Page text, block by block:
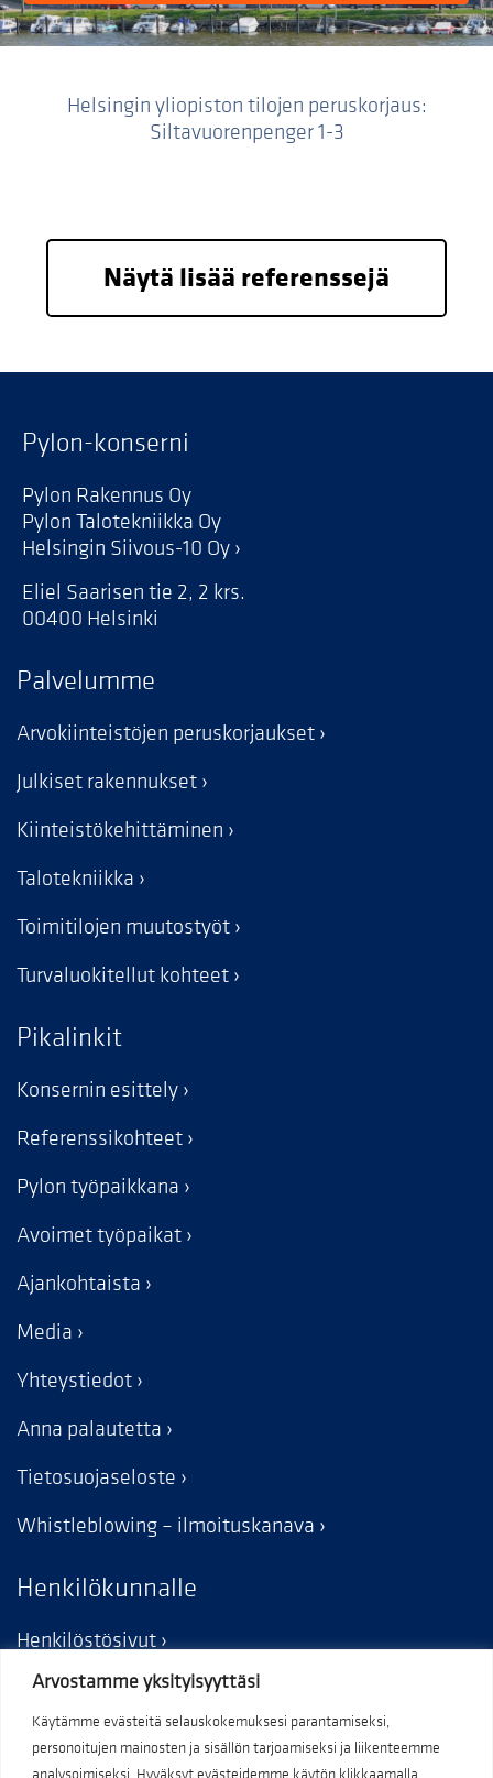
Arvostamme yksityisyyttäsi
Käytämme evästeitä selauskokemuksesi parantamiseksi,
personoitujen mainosten ja sisällön tarjoamiseksi ja liikenteemme
analysoimiseksi. Hyväksyt evästeidemme käytön klikkaamalla
Helsingin yliopiston tilojen peruskorjaus:
Siltavuorenpenger 1-3
Näytä lisää referenssejä
Pylon-konserni
Pylon Rakennus Oy
Pylon Talotekniikka Oy
Helsingin Siivous-10 Oy
Eliel Saarisen tie 2, 2 krs.
00400 Helsinki
Palvelumme
Arvokiinteistöjen peruskorjaukset
Julkiset rakennukset
Kiinteistökehittäminen
Talotekniikka
Toimitilojen muutostyöt
Turvaluokitellut kohteet
Pikalinkit
Konsernin esittely
Referenssikohteet
Pylon työpaikkana
Avoimet työpaikat
Ajankohtaista
Media
Yhteystiedot
Anna palautetta
Tietosuojaseloste
Whistleblowing – ilmoituskanava
Henkilökunnalle
Henkilöstösivut